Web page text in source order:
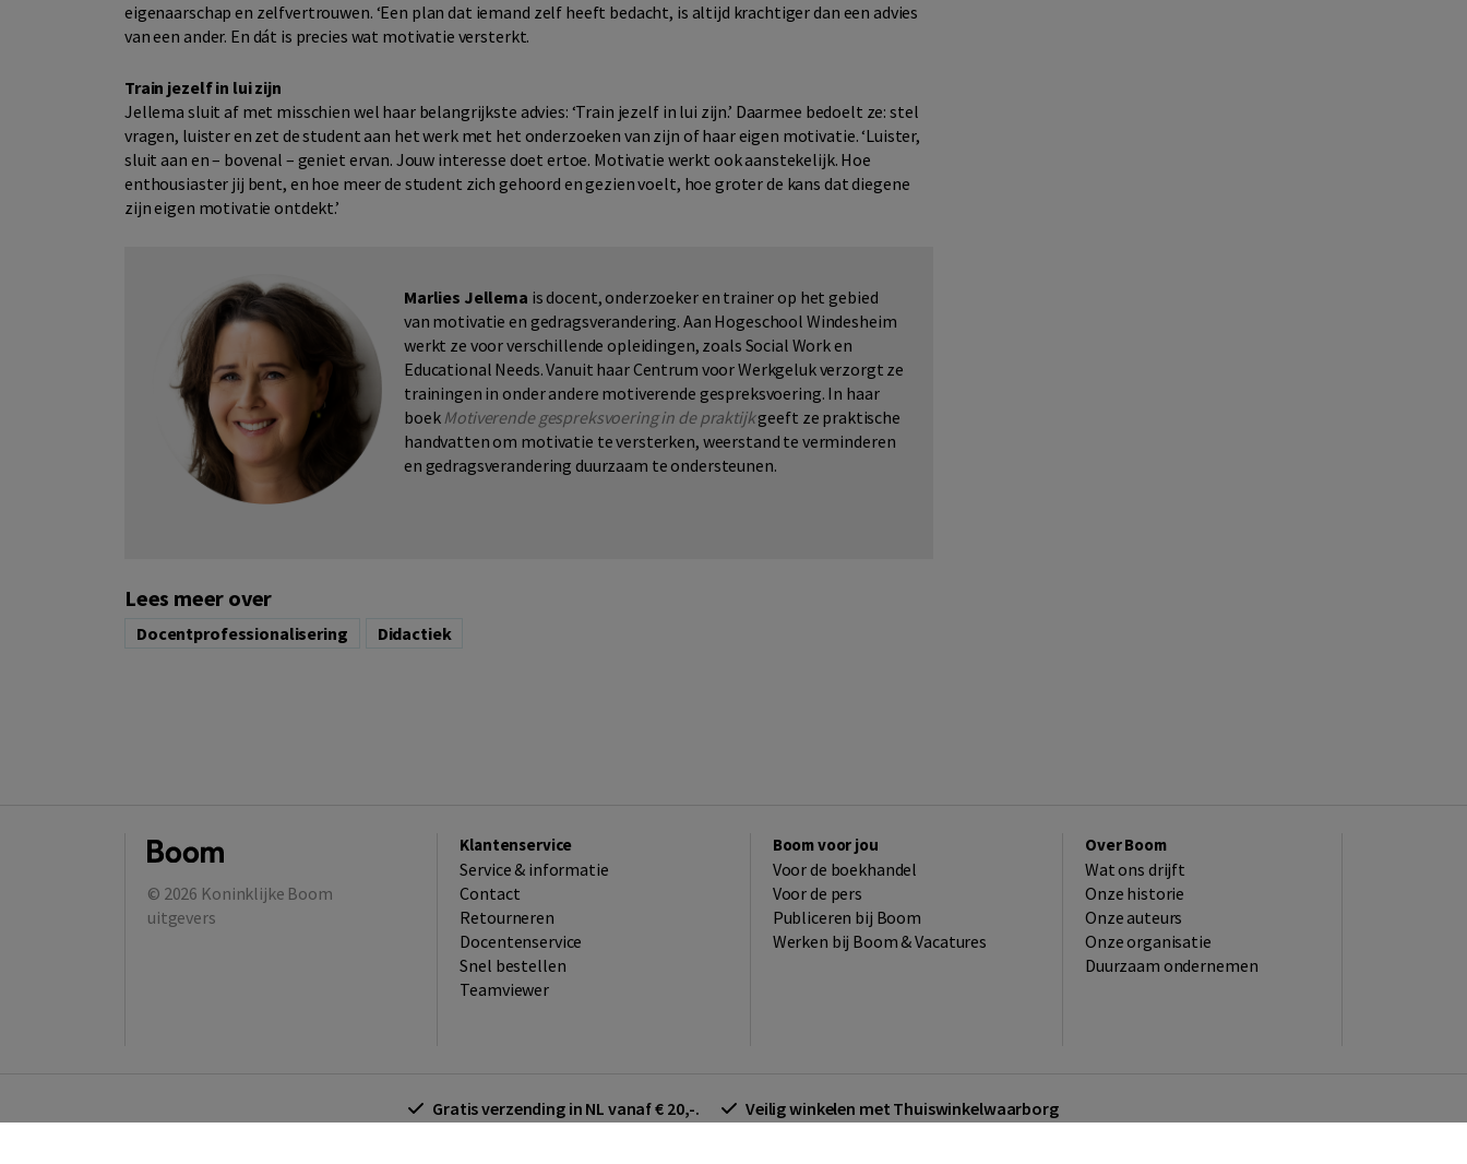
eigenaarschap en zelfvertrouwen. ‘Een plan dat iemand zelf heeft bedacht, is altijd krachtiger dan een advies
van een ander. En dát is precies wat motivatie versterkt.
Train jezelf in lui zijn
Jellema sluit af met misschien wel haar belangrijkste advies: ‘Train jezelf in lui zijn.’ Daarmee bedoelt ze: stel
vragen, luister en zet de student aan het werk met het onderzoeken van zijn of haar eigen motivatie. ‘Luister,
sluit aan en – bovenal – geniet ervan. Jouw interesse doet ertoe. Motivatie werkt ook aanstekelijk. Hoe
enthousiaster jij bent, en hoe meer de student zich gehoord en gezien voelt, hoe groter de kans dat diegene
zijn eigen motivatie ontdekt.’
Marlies Jellema is docent, onderzoeker en trainer op het gebied
van motivatie en gedragsverandering. Aan Hogeschool Windesheim
werkt ze voor verschillende opleidingen, zoals Social Work en
Educational Needs. Vanuit haar Centrum voor Werkgeluk verzorgt ze
trainingen in onder andere motiverende gespreksvoering. In haar
boekMotiverende gespreksvoering in de praktijkgeeft ze praktische
handvatten om motivatie te versterken, weerstand te verminderen
en gedragsverandering duurzaam te ondersteunen.
Lees meer over
Docentprofessionalisering Didactiek
© 2026 Koninklijke Boom
uitgevers
Klantenservice
Service & informatie
Contact
Retourneren
Docentenservice
Snel bestellen
Teamviewer
Boom voor jou
Voor de boekhandel
Voor de pers
Publiceren bij Boom
Werken bij Boom & Vacatures
Over Boom
Wat ons drijft
Onze historie
Onze auteurs
Onze organisatie
Duurzaam ondernemen
Gratis verzending in NL vanaf € 20,-. Veilig winkelen met Thuiswinkelwaarborg